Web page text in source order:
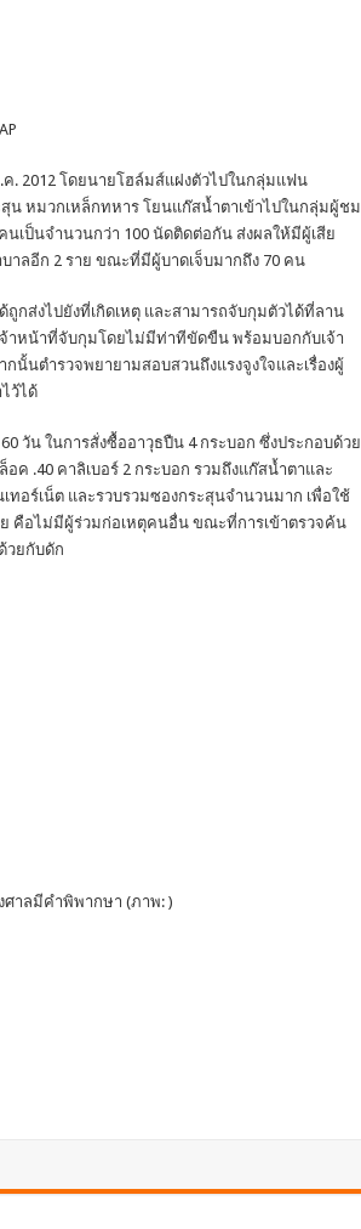
. 2012 โดยนายโฮล์มส์แฝงตัวไปในกลุ่มแฟน
น หมวกเหล็กทหาร โยนแก๊สน้ำตาเข้าไปในกลุ่มผู้ชม
เป็นจำนวนกว่า 100 นัดติดต่อกัน ส่งผลให้มีผู้เสีย
าลอีก 2 ราย ขณะที่มีผู้บาดเจ็บมากถึง 70 คน
ถูกส่งไปยังที่เกิดเหตุ และสามารถจับกุมตัวได้ที่ลาน
าหน้าที่จับกุมโดยไม่มีท่าทีขัดขืน พร้อมบอกกับเจ้า
นั้นตำรวจพยายามสอบสวนถึงแรงจูงใจและเรื่องผู้
ว้ได้
วัน ในการสั่งซื้ออาวุธปืน 4 กระบอก ซึ่งประกอบด้วย
ค .40 คาลิเบอร์ 2 กระบอก รวมถึงแก๊สน้ำตาและ
ทอร์เน็ต และรวบรวมซองกระสุนจำนวนมาก เพื่อใช้
คือไม่มีผู้ร่วมก่อเหตุคนอื่น ขณะที่การเข้าตรวจค้น
วยกับดัก
าลมีคำพิพากษา (ภาพ: )